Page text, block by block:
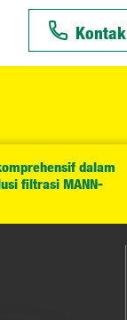
Kontak
dalam
filtrasi MANN-